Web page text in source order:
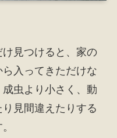
見つけると、家の
入ってきただけな
虫より小さく、動
見間違えたりする